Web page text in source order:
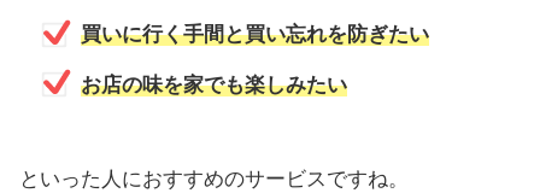
買いに行く手間と買い忘れを防ぎたい
お店の味を家でも楽しみたい
といった人におすすめのサービスですね。